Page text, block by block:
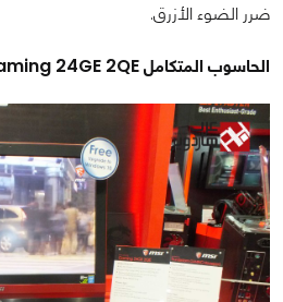
ضرر الضوء الأزرق.
الحاسوب المتكامل Gaming 24GE 2QE